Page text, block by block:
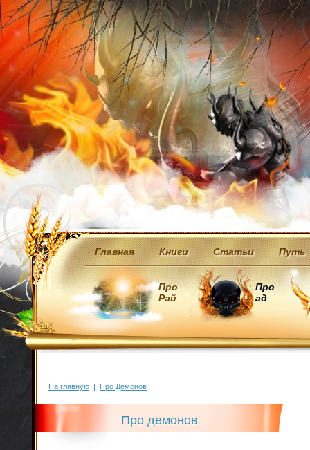
Главная Книги Статьи Путь
Про
Рай
Про
ад
На главную | Про Демонов
Про демонов